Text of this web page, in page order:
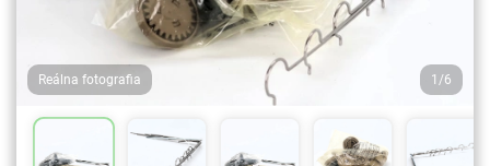
Reálna fotografia 1/6